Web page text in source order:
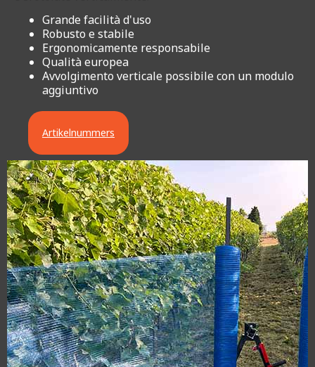
Grande facilità d'uso
Robusto e stabile
Ergonomicamente responsabile
Qualità europea
Avvolgimento verticale possibile con un modulo
aggiuntivo
Artikelnummers